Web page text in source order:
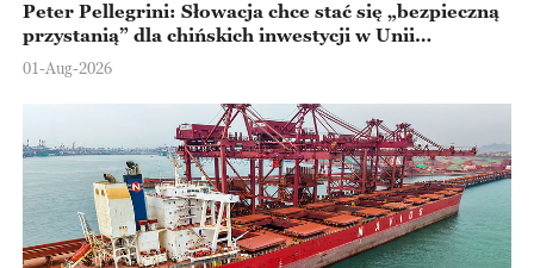
Peter Pellegrini: Słowacja chce stać się „bezpieczną
przystanią” dla chińskich inwestycji w Unii
Europejskiej
01-Aug-2026